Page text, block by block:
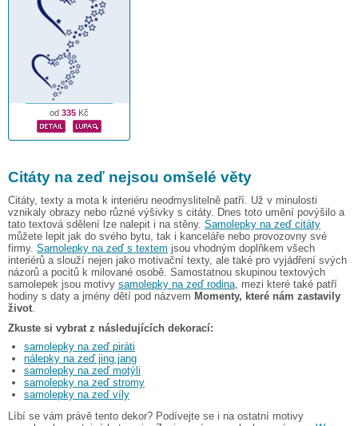
od 335 Kč
Citáty na zeď nejsou omšelé věty
Citáty, texty a mota k interiéru neodmyslitelně patří. Už v minulosti
vznikaly obrazy nebo různé výšivky s citáty. Dnes toto umění povýšilo a
tato textová sdělení lze nalepit i na stěny. Samolepky na zeď citáty
můžete lepit jak do svého bytu, tak i kanceláře nebo provozovny své
firmy. Samolepky na zeď s textem jsou vhodným doplňkem všech
interiérů a slouží nejen jako motivační texty, ale také pro vyjádření svých
názorů a pocitů k milované osobě. Samostatnou skupinou textových
samolepek jsou motivy samolepky na zeď rodina , mezi které také patří
hodiny s daty a jmény dětí pod názvem Momenty, které nám zastavily
život
Zkuste si vybrat z následujících dekorací:
samolepky na zeď piráti
nálepky na zeď jing jang
samolepky na zeď motýli
samolepky na zeď stromy
samolepky na zeď víly
Líbí se vám právě tento dekor? Podívejte se i na ostatní motivy